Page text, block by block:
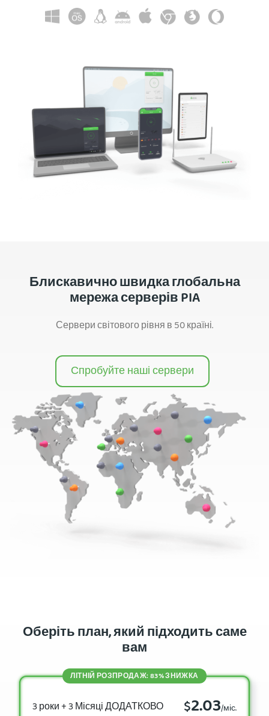
Блискавично швидка глобальна
мережа серверів PIA
Сервери світового рівня в 50 країні.
Спробуйте наші сервери
Оберіть план, який підходить саме
вам
3 роки + 3 Місяці ДОДАТКОВО $2.03/міс.
ЛІТНІЙ РОЗПРОДАЖ: 83% ЗНИЖКА